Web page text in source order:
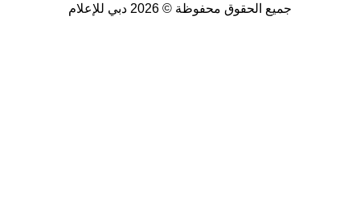
جميع الحقوق محفوظة © 2026 دبي للإعلام